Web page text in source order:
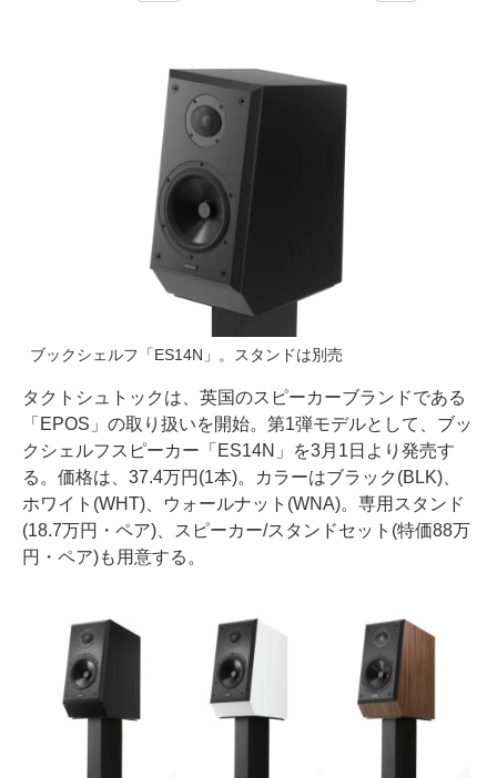
ブックシェルフ「ES14N」。スタンドは別売
タクトシュトックは、英国のスピーカーブランドである
「EPOS」の取り扱いを開始。第1弾モデルとして、ブッ
クシェルフスピーカー「ES14N」を3月1日より発売す
る。価格は、37.4万円(1本)。カラーはブラック(BLK)、
ホワイト(WHT)、ウォールナット(WNA)。専用スタンド
(18.7万円・ペア)、スピーカー/スタンドセット(特価88万
円・ペア)も用意する。